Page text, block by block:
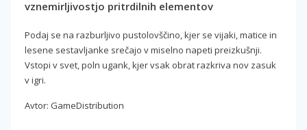
vznemirljivostjo pritrdilnih elementov
Podaj se na razburljivo pustolovščino, kjer se vijaki, matice in
lesene sestavljanke srečajo v miselno napeti preizkušnji.
Vstopi v svet, poln ugank, kjer vsak obrat razkriva nov zasuk
v igri.
Avtor: GameDistribution